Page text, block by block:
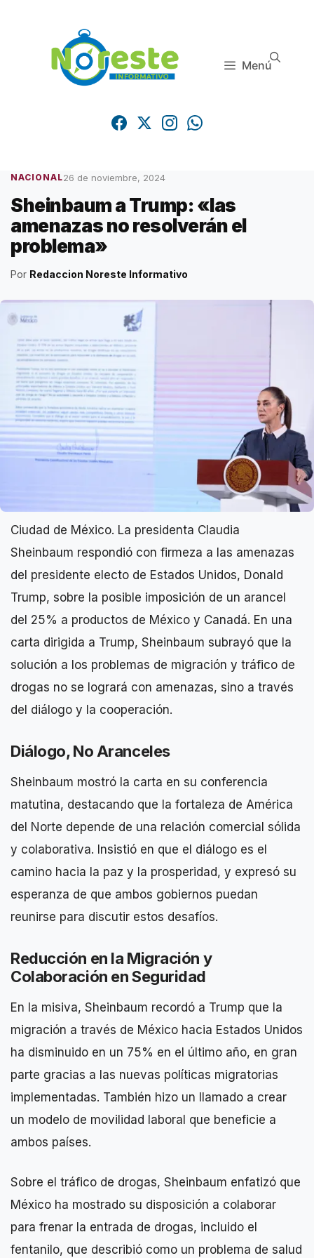
Menú
NACIONAL26 de noviembre, 2024
Sheinbaum a Trump: «las
amenazas no resolverán el
problema»
Por Redaccion Noreste Informativo
Ciudad de México. La presidenta Claudia
Sheinbaum respondió con firmeza a las amenazas
del presidente electo de Estados Unidos, Donald
Trump, sobre la posible imposición de un arancel
del 25% a productos de México y Canadá. En una
carta dirigida a Trump, Sheinbaum subrayó que la
solución a los problemas de migración y tráfico de
drogas no se logrará con amenazas, sino a través
del diálogo y la cooperación.
Diálogo, No Aranceles
Sheinbaum mostró la carta en su conferencia
matutina, destacando que la fortaleza de América
del Norte depende de una relación comercial sólida
y colaborativa. Insistió en que el diálogo es el
camino hacia la paz y la prosperidad, y expresó su
esperanza de que ambos gobiernos puedan
reunirse para discutir estos desafíos.
Reducción en la Migración y
Colaboración en Seguridad
En la misiva, Sheinbaum recordó a Trump que la
migración a través de México hacia Estados Unidos
ha disminuido en un 75% en el último año, en gran
parte gracias a las nuevas políticas migratorias
implementadas. También hizo un llamado a crear
un modelo de movilidad laboral que beneficie a
ambos países.
Sobre el tráfico de drogas, Sheinbaum enfatizó que
México ha mostrado su disposición a colaborar
para frenar la entrada de drogas, incluido el
fentanilo, que describió como un problema de salud